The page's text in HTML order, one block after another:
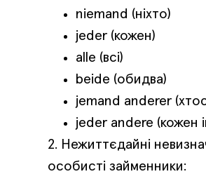
niemand (ніхто)
jeder (кожен)
alle (всі)
beide (обидва)
jemand anderer
jeder andere (кожен
2. Нежиттєдайні
особисті займенники: